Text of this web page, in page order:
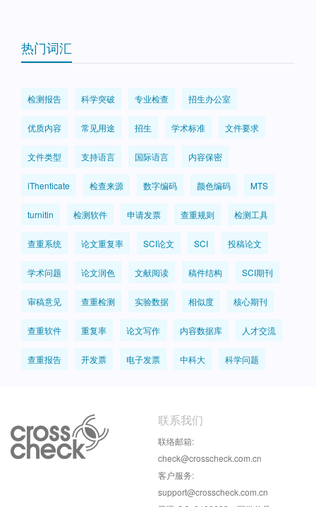
热门词汇
检测报告 科学突破 专业检查 招生办公室
优质内容 常见用途 招生 学术标准 文件要求
文件类型 支持语言 国际语言 内容保密
iThenticate 检查来源 数字编码 颜色编码 MTS
turnitin 检测软件 申请发票 查重规则 检测工具
查重系统 论文重复率 SCI论文 SCI 投稿论文
学术问题 论文润色 文献阅读 稿件结构 SCI期刊
审稿意见 查重检测 实验数据 相似度 核心期刊
查重软件 重复率 论文写作 内容数据库 人才交流
查重报告 开发票 电子发票 中科大 科学问题
联系我们
联络邮箱:
check@crosscheck.com.cn
客户服务:
support@crosscheck.com.cn